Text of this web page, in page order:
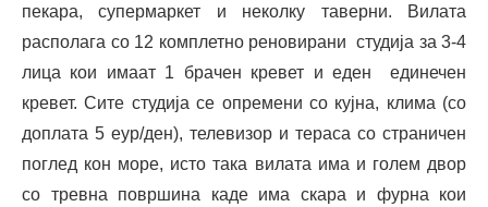
пекара, супермаркет и неколку таверни. Вилата
располага со 12 комплетно реновирани студија за 3-4
лица кои имаат 1 брачен кревет и еден единечен
кревет. Сите студија се опремени со кујна, клима (со
доплата 5 еур/ден), телевизор и тераса со страничен
поглед кон море, исто така вилата има и голем двор
со тревна површина каде има скара и фурна кои